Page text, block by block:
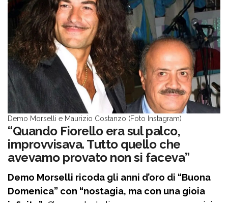
Demo Morselli e Maurizio Costanzo (Foto Instagram)
“Quando Fiorello era sul palco,
improvvisava. Tutto quello che
avevamo provato non si faceva”
Demo Morselli ricoda gli anni d’oro di “Buona
Domenica” con “nostagia, ma con una gioia